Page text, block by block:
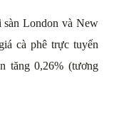
sàn London và New
cà phê trực tuyến
tăng 0,26% (tương